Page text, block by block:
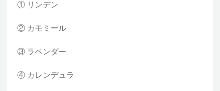
① リンデン
② カモミール
③ ラベンダー
④ カレンデュラ